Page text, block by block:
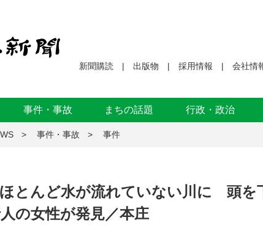
新聞購読 出版物 採用情報 会社情
事件・事故 まちの話題 行政・政治
事件・事故 事件
とんど水が流れていない川に 頭を
の女性が発見／本庄